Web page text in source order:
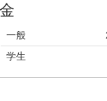
一般
学生